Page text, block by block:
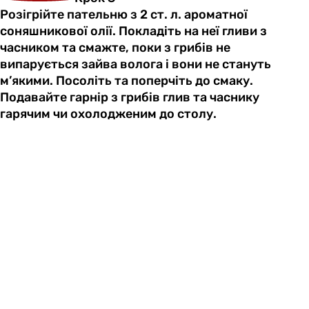
Розігрійте пательню з 2 ст. л. ароматної
соняшникової олії. Покладіть на неї гливи з
часником та смажте, поки з грибів не
випарується зайва волога і вони не стануть
м’якими. Посоліть та поперчіть до смаку.
Подавайте гарнір з грибів глив та часнику
гарячим чи охолодженим до столу.